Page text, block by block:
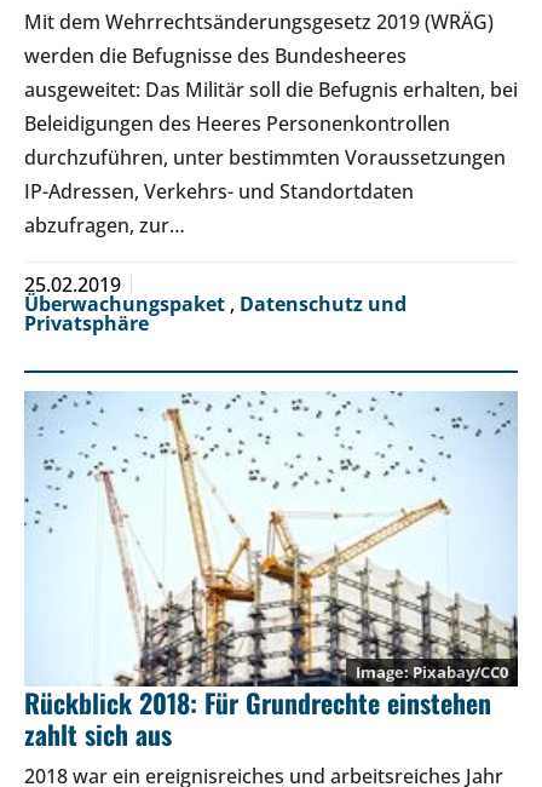
Mit dem Wehrrechtsänderungsgesetz 2019 (WRÄG)
werden die Befugnisse des Bundesheeres
ausgeweitet: Das Militär soll die Befugnis erhalten, bei
Beleidigungen des Heeres Personenkontrollen
durchzuführen, unter bestimmten Voraussetzungen
IP-Adressen, Verkehrs- und Standortdaten
abzufragen, zur…
25.02.2019
Überwachungspaket , Datenschutz und
Privatsphäre
Pixabay/CC0
Rückblick 2018: Für Grundrechte einstehen
zahlt sich aus
2018 war ein ereignisreiches und arbeitsreiches Jahr